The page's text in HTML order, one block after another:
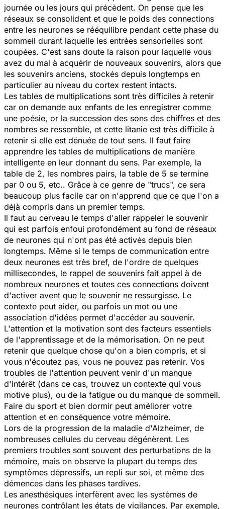
journée ou les jours qui précèdent. On pense que les
réseaux se consolident et que le poids des connections
entre les neurones se rééquilibre pendant cette phase du
sommeil durant laquelle les entrées sensorielles sont
coupées. C'est sans doute la raison pour laquelle vous
avez du mal à acquérir de nouveaux souvenirs, alors que
les souvenirs anciens, stockés depuis longtemps en
particulier au niveau du cortex restent intacts.
Les tables de multiplications sont très difficiles à retenir
car on demande aux enfants de les enregistrer comme
une poésie, or la succession des sons des chiffres et des
nombres se ressemble, et cette litanie est très difficile à
retenir si elle est dénuée de tout sens. Il faut faire
apprendre les tables de multiplications de manière
intelligente en leur donnant du sens. Par exemple, la
table de 2, les nombres pairs, la table de 5 se termine
par 0 ou 5, etc.. Grâce à ce genre de "trucs", ce sera
beaucoup plus facile car on n'apprend que ce que l'on a
déjà compris dans un premier temps.
Il faut au cerveau le temps d'aller rappeler le souvenir
qui est parfois enfoui profondément au fond de réseaux
de neurones qui n'ont pas été activés depuis bien
longtemps. Même si le temps de communication entre
deux neurones est très bref, de l'ordre de quelques
millisecondes, le rappel de souvenirs fait appel à de
nombreux neurones et toutes ces connections doivent
d'activer avent que le souvenir ne ressurgisse. Le
contexte peut aider, ou parfois un mot ou une
association d'idées permet d'accéder au souvenir.
L'attention et la motivation sont des facteurs essentiels
de l'apprentissage et de la mémorisation. On ne peut
retenir que quelque chose qu'on a bien compris, et si
vous n'écoutez pas, vous ne pouvez pas retenir. Vos
troubles de l'attention peuvent venir d'un manque
d'intérêt (dans ce cas, trouvez un contexte qui vous
motive plus), ou de la fatigue ou du manque de sommeil.
Faire du sport et bien dormir peut améliorer votre
attention et en conséquence votre mémoire.
Lors de la progression de la maladie d'Alzheimer, de
nombreuses cellules du cerveau dégénèrent. Les
premiers troubles sont souvent des perturbations de la
mémoire, mais on observe la plupart du temps des
symptômes dépressifs, un repli sur soi, et même des
démences dans les phases tardives.
Les anesthésiques interfèrent avec les systèmes de
neurones contrôlant les états de vigilances. Par exemple,